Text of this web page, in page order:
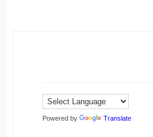
Powered by Translate